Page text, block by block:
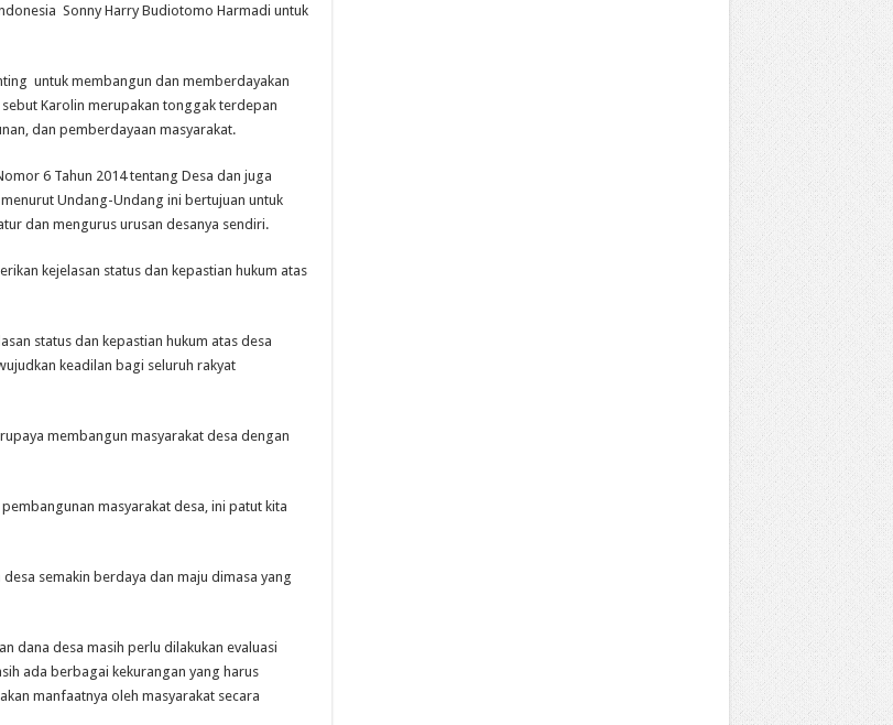
Sonny Harry Budiotomo Harmadi untuk
untuk membangun dan memberdayakan
Karolin merupakan tonggak terdepan
dan pemberdayaan masyarakat.
6 Tahun 2014 tentang Desa dan juga
Undang-Undang ini bertujuan untuk
dan mengurus urusan desanya sendiri.
kejelasan status dan kepastian hukum atas
status dan kepastian hukum atas desa
keadilan bagi seluruh rakyat
membangun masyarakat desa dengan
masyarakat desa, ini patut kita
semakin berdaya dan maju dimasa yang
dana desa masih perlu dilakukan evaluasi
ada berbagai kekurangan yang harus
manfaatnya oleh masyarakat secara